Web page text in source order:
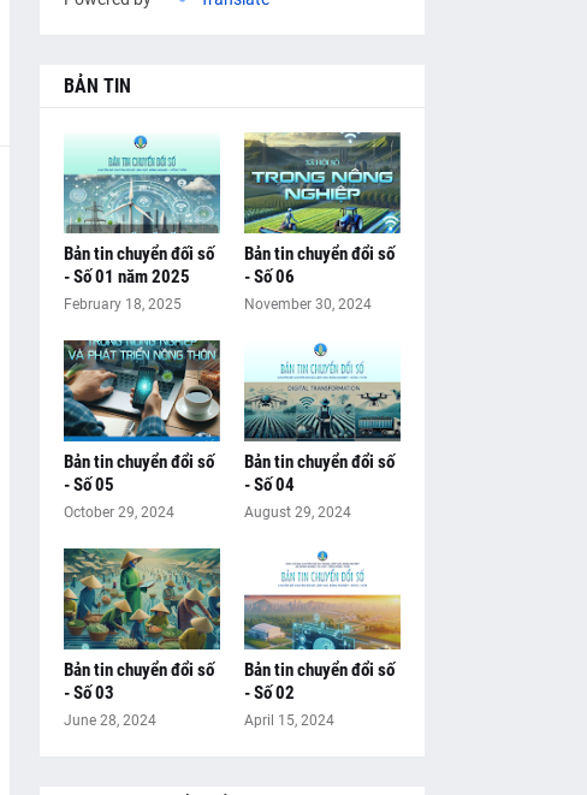
BẢN TIN
Bản tin chuyển đối số
- Số 01 năm 2025
February 18, 2025
Bản tin chuyển đổi số
- Số 06
November 30, 2024
Bản tin chuyển đổi số
- Số 05
October 29, 2024
Bản tin chuyển đổi số
- Số 04
August 29, 2024
Bản tin chuyển đổi số
- Số 03
June 28, 2024
Bản tin chuyển đổi số
- Số 02
April 15, 2024